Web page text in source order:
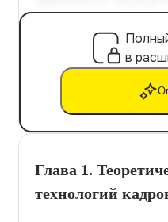
в
Глава 1.
технологий